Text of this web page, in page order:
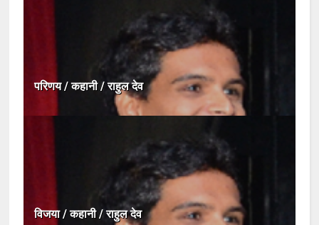
परिणय / कहानी / राहुल देव
विजया / कहानी / राहुल देव